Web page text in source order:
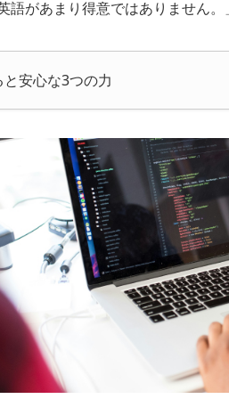
語があまり得意ではありません。
安心な3つの力